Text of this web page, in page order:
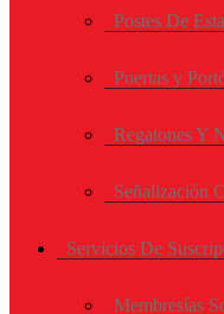
Postes De
Puertas y
Regatones Y
Señalización
Servicios De
Membresías